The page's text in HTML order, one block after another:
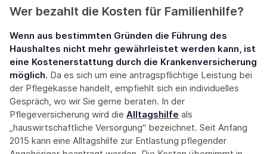
Wer bezahlt die Kosten für Familienhilfe?
Wenn aus bestimmten Gründen die Führung des
Haushaltes nicht mehr gewährleistet werden kann, ist
eine Kostenerstattung durch die Krankenversicherung
möglich. Da es sich um eine antragspflichtige Leistung bei
der Pflegekasse handelt, empfiehlt sich ein individuelles
Gespräch, wo wir Sie gerne beraten. In der
Pflegeversicherung wird die Alltagshilfe als
„hauswirtschaftliche Versorgung“ bezeichnet. Seit Anfang
2015 kann eine Alltagshilfe zur Entlastung pflegender